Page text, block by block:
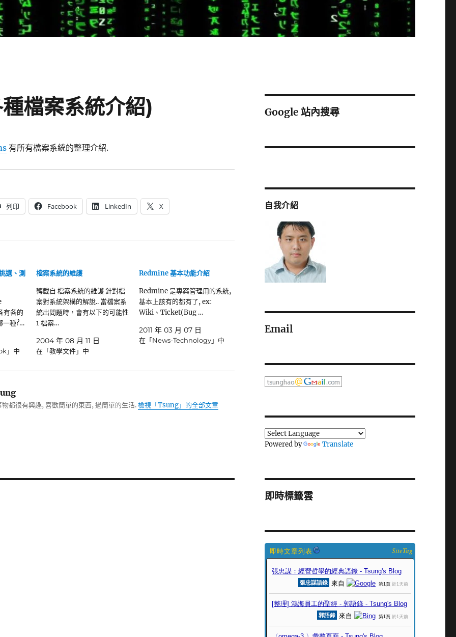
檔案系統介紹)
有所有檔案系統的整理介紹.
列印 Facebook LinkedIn X
選、測
有各的
一種?…
」中
檔案系統的維護
轉載自 檔案系統的維護 針對檔
案對系統架構的解說.. 當檔案系
統出問題時，會有以下的可能性
1 檔案…
2004 年 08 月 11 日
在「教學文件」中
Redmine 基本功能介紹
Redmine 是專案管理用的系統,
基本上該有的都有了, ex:
Wiki、Ticket(Bug …
2011 年 03 月 07 日
在「News-Technology」中
都很有興趣, 喜歡簡單的東西, 過簡單的生活.檢視「Tsung」的全部文章
Google 站內搜尋
自我介紹
Email
Powered by Translate
即時標籤雲
SiteTag